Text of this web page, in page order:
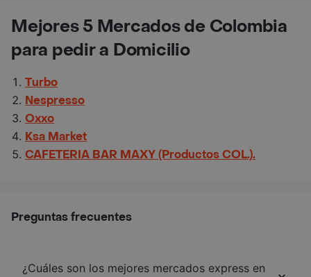
Mejores 5 Mercados de Colombia
para pedir a Domicilio
Turbo
Nespresso
Oxxo
Ksa Market
CAFETERIA BAR MAXY (Productos COL.).
Preguntas frecuentes
¿Cuáles son los mejores mercados express en